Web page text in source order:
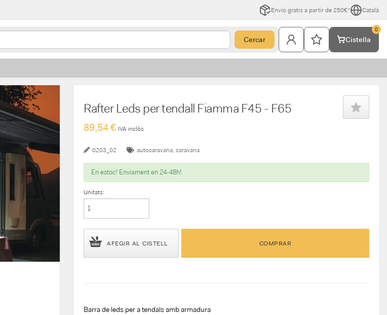
Envío gratis a partir de 250€* Català
Cercar Cistella
0
Rafter Leds per tendall Fiamma F45 - F65
89,54 € IVA inclòs
0203_02 autocaravana caravana
En estoc! Enviament en 24-48h!
Unitats:
AFEGIR AL CISTELL COMPRAR
Barra de leds per a tendals amb armadura